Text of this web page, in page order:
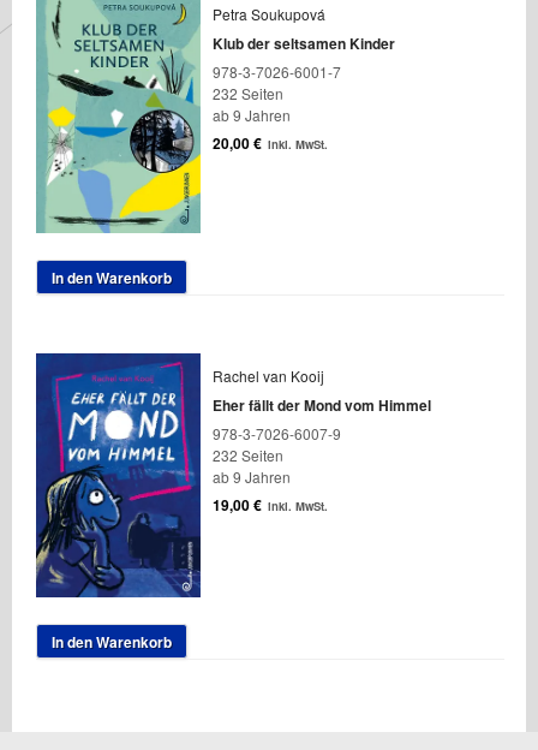
Petra Soukupová
Klub der seltsamen Kinder
978-3-7026-6001-7
232 Seiten
ab 9 Jahren
20,00€ inkl. MwSt.
In den Warenkorb
Rachel van Kooij
Eher fällt der Mond vom Himmel
978-3-7026-6007-9
232 Seiten
ab 9 Jahren
19,00€ inkl. MwSt.
In den Warenkorb